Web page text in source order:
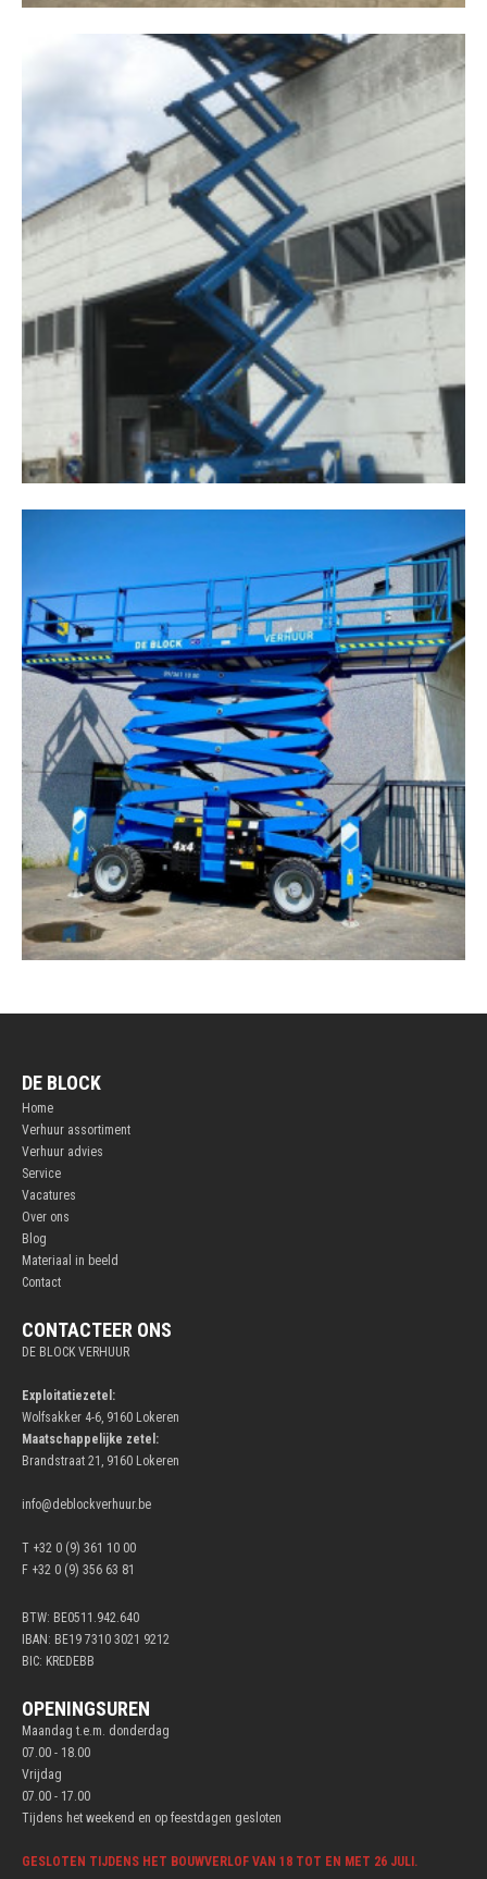
DE BLOCK
Home
Verhuur assortiment
Verhuur advies
Service
Vacatures
Over ons
Blog
Materiaal in beeld
Contact
CONTACTEER ONS
DE BLOCK VERHUUR
Exploitatiezetel:
Wolfsakker 4-6, 9160 Lokeren
Maatschappelijke zetel:
Brandstraat 21, 9160 Lokeren
info@deblockverhuur.be
T +32 0 (9) 361 10 00
F +32 0 (9) 356 63 81
BTW: BE0511.942.640
IBAN: BE19 7310 3021 9212
BIC: KREDEBB
OPENINGSUREN
Maandag t.e.m. donderdag
07.00 - 18.00
Vrijdag
07.00 - 17.00
Tijdens het weekend en op feestdagen gesloten
GESLOTEN TIJDENS HET BOUWVERLOF VAN 18 TOT EN MET 26 JULI.